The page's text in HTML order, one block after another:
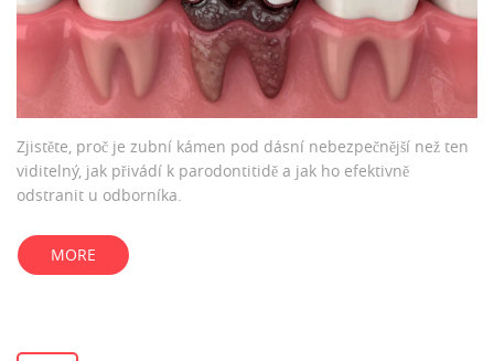
Zjistěte, proč je zubní kámen pod dásní nebezpečnější než ten
viditelný, jak přivádí k parodontitidě a jak ho efektivně
odstranit u odborníka.
MORE